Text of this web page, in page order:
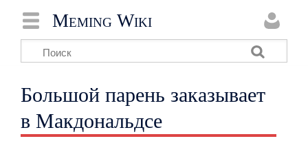
Meming Wiki
Большой парень заказывает
в Макдональдсе